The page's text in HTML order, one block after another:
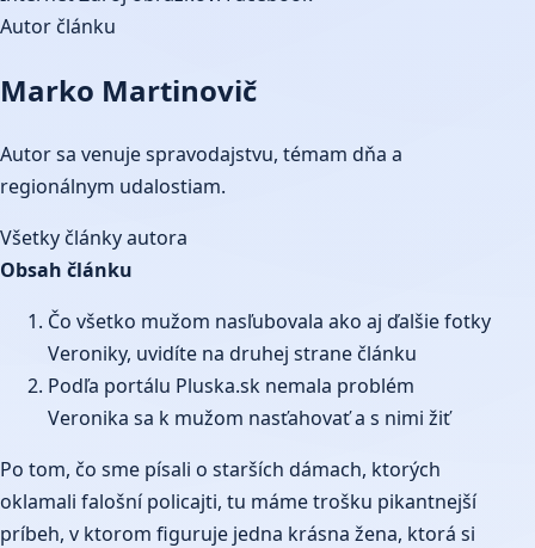
Autor článku
Marko Martinovič
Autor sa venuje spravodajstvu, témam dňa a
regionálnym udalostiam.
Všetky články autora
Obsah článku
Čo všetko mužom nasľubovala ako aj ďalšie fotky
Veroniky, uvidíte na druhej strane článku
Podľa portálu Pluska.sk nemala problém
Veronika sa k mužom nasťahovať a s nimi žiť
Po tom, čo sme písali o starších dámach, ktorých
oklamali falošní policajti, tu máme trošku pikantnejší
príbeh, v ktorom figuruje jedna krásna žena, ktorá si